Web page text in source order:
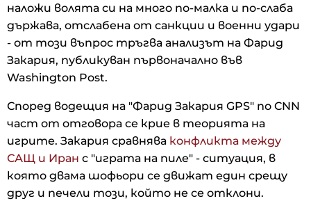
наложи волята си на много по-малка и по-слаба
държава, отслабена от санкции и военни удари
- от този въпрос тръгва анализът на Фарид
Закария, публикуван първоначално във
Washington Post.
Според водещия на "Фарид Закария GPS" по CNN
част от отговора се крие в теорията на
игрите. Закария сравнява конфликта между
САЩ и Иран с "играта на пиле" - ситуация, в
която двама шофьори се движат един срещу
друг и печели този, който не се отклони.